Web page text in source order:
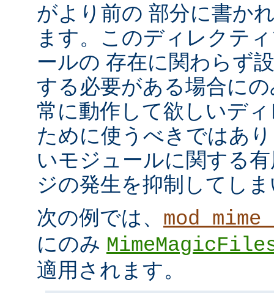
がより前の 部分に書か
ます。このディレクテ
ールの 存在に関わらず
する必要がある場合に
常に動作して欲しいデ
ために使うべきではあ
いモジュールに関する
ジの発生を抑制してし
次の例では、
にのみ
適用されます。